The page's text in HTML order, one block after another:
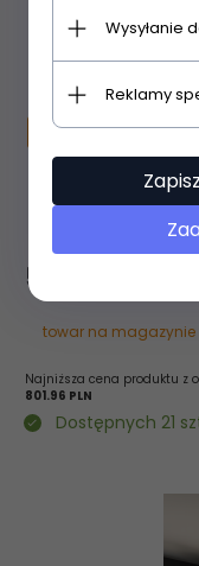
Promocja
ALEX
521,
towar na
Najniższa cena produktu z
801.96 PLN
Dostępnych 21
Wysyłanie
Reklamy